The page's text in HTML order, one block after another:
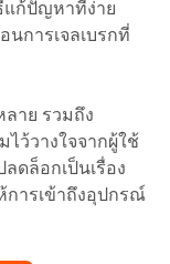
ก้ปัญหาที่ง่าย
นการเจลเบรกที่
าย รวมถึง
ไว้วางใจจากผู้ใช้
ดล็อกเป็นเรื่อง
การเข้าถึงอุปกรณ์